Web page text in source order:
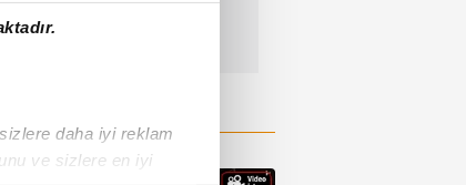
daha iyi reklam
ve sizlere en iyi